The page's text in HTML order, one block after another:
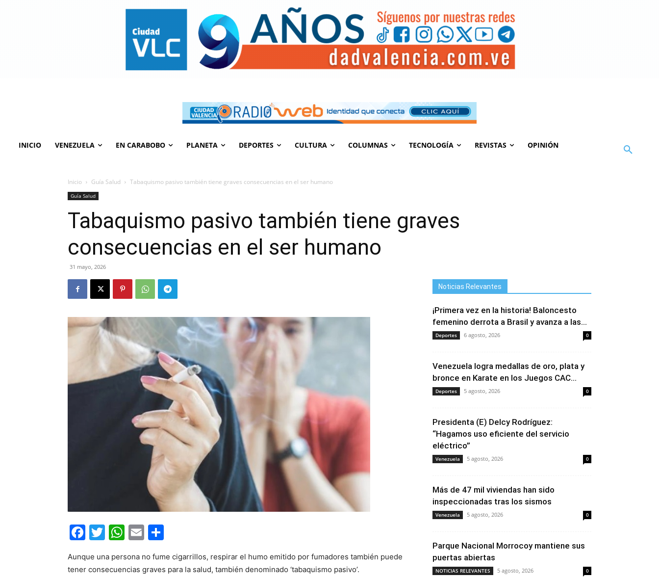
INICIO VENEZUELA EN CARABOBO PLANETA DEPORTES CULTURA COLUMNAS TECNOLOGÍA REVISTAS OPINIÓN
Inicio Guía Salud Tabaquismo pasivo también tiene graves consecuencias en el ser humano
Guía Salud
Tabaquismo pasivo también tiene graves
consecuencias en el ser humano
31 mayo, 2026
Facebook
Twitter
WhatsApp
Email
Aunque una persona no fume cigarrillos, respirar el humo emitido por fumadores también puede
tener consecuencias graves para la salud, también denominado ‘tabaquismo pasivo’.
Noticias Relevantes
¡Primera vez en la historia! Baloncesto
femenino derrota a Brasil y avanza a las...
Deportes 6 agosto, 2026 0
Venezuela logra medallas de oro, plata y
bronce en Karate en los Juegos CAC...
Deportes 5 agosto, 2026 0
Presidenta (E) Delcy Rodríguez:
“Hagamos uso eficiente del servicio
eléctrico”
Venezuela 5 agosto, 2026 0
Más de 47 mil viviendas han sido
inspeccionadas tras los sismos
Venezuela 5 agosto, 2026 0
Parque Nacional Morrocoy mantiene sus
puertas abiertas
NOTICIAS RELEVANTES 5 agosto, 2026 0